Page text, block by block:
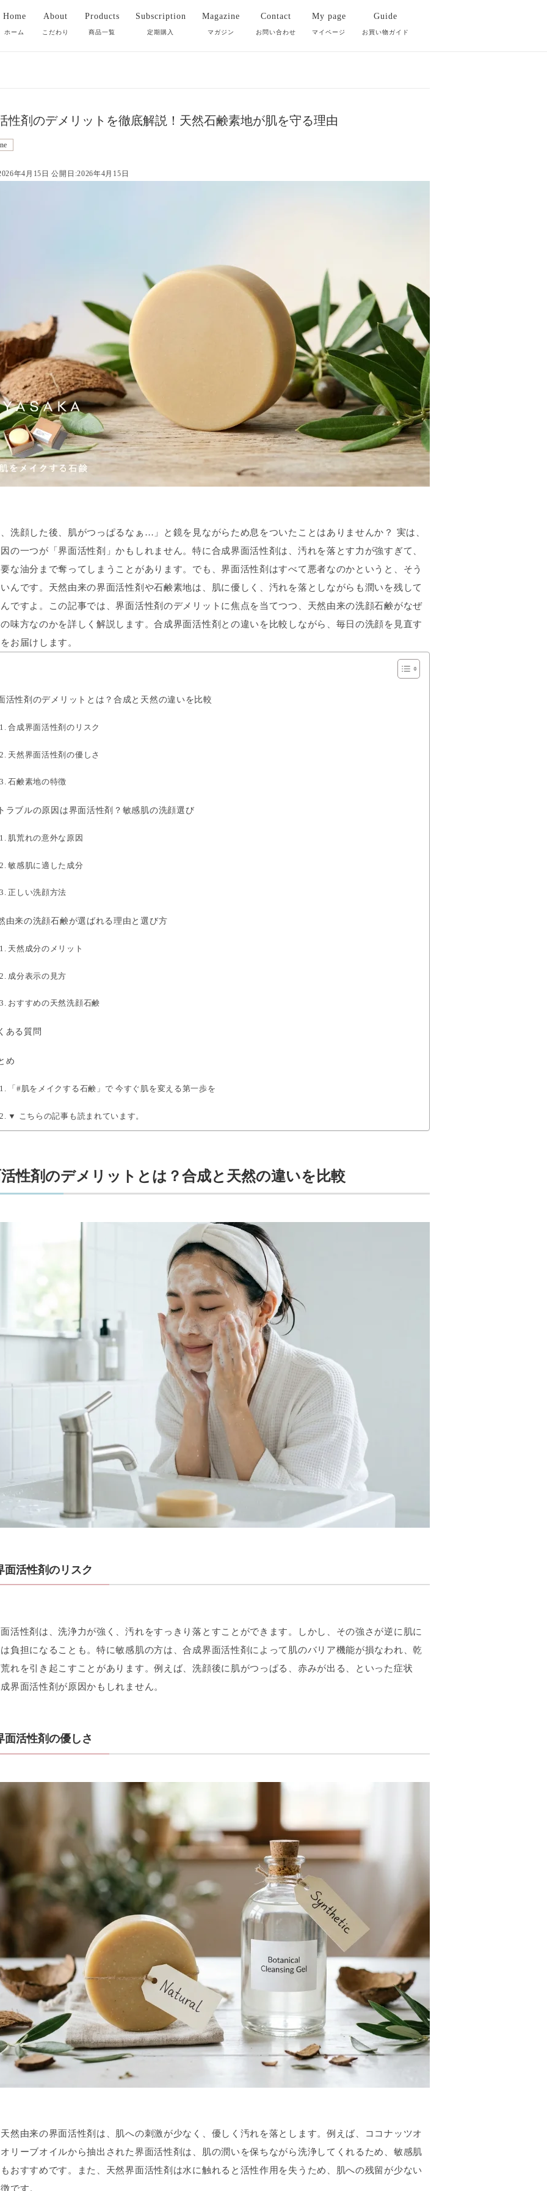
Home
ホーム
About
こだわり
Products
商品一覧
クレンジング
Subscription
定期購入
Magazine
マガジン
Contact
お問い合わせ
My page
マイページ
Guide
お買い物ガイド
性剤のデメリットを徹底解説！天然石鹸素地が肌を守る理由
年4月15日 公開日:2026年4月15日
洗顔した後、肌がつっぱるなぁ…」と鏡を見ながらため息をついたことはありませんか？ 実は、
の一つが「界面活性剤」かもしれません。特に合成界面活性剤は、汚れを落とす力が強すぎて、
な油分まで奪ってしまうことがあります。でも、界面活性剤はすべて悪者なのかというと、そう
んです。天然由来の界面活性剤や石鹸素地は、肌に優しく、汚れを落としながらも潤いを残して
ですよ。この記事では、界面活性剤のデメリットに焦点を当てつつ、天然由来の洗顔石鹸がなぜ
味方なのかを詳しく解説します。合成界面活性剤との違いを比較しながら、毎日の洗顔を見直す
お届けします。
活性剤のデメリットとは？合成と天然の違いを比較
合成界面活性剤のリスク
天然界面活性剤の優しさ
石鹸素地の特徴
ラブルの原因は界面活性剤？敏感肌の洗顔選び
肌荒れの意外な原因
敏感肌に適した成分
正しい洗顔方法
由来の洗顔石鹸が選ばれる理由と選び方
天然成分のメリット
成分表示の見方
おすすめの天然洗顔石鹸
ある質問
め
「#肌をメイクする石鹸」で 今すぐ肌を変える第一歩を
▼ こちらの記事も読まれています。
性剤のデメリットとは？合成と天然の違いを比較
面活性剤のリスク
活性剤は、洗浄力が強く、汚れをすっきり落とすことができます。しかし、その強さが逆に肌に
負担になることも。特に敏感肌の方は、合成界面活性剤によって肌のバリア機能が損なわれ、乾
れを引き起こすことがあります。例えば、洗顔後に肌がつっぱる、赤みが出る、といった症状
界面活性剤が原因かもしれません。
面活性剤の優しさ
然由来の界面活性剤は、肌への刺激が少なく、優しく汚れを落とします。例えば、ココナッツオ
リーブオイルから抽出された界面活性剤は、肌の潤いを保ちながら洗浄してくれるため、敏感肌
おすすめです。また、天然界面活性剤は水に触れると活性作用を失うため、肌への残留が少ない
です。